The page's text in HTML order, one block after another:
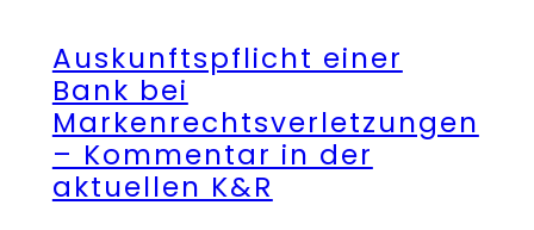
Auskunftspflicht einer
Bank bei
Markenrechtsverletzungen
– Kommentar in der
aktuellen K&R